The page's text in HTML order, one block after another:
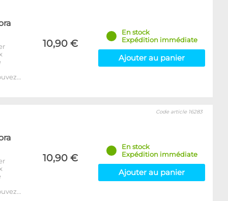
10,90 €
En stock
Expédition immédiate
Ajouter au panier
10,90 €
Code article 16283
En stock
Expédition immédiate
Ajouter au panier